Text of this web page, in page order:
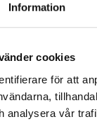
Information
cookies
för att
analysera vår
ett